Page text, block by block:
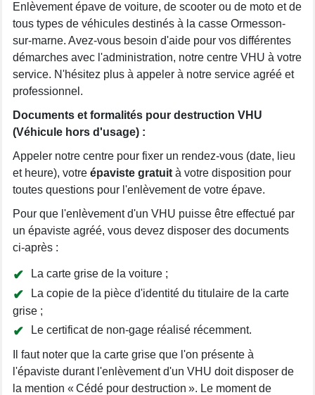
Enlèvement épave de voiture, de scooter ou de moto et de
tous types de véhicules destinés à la casse Ormesson-
sur-marne. Avez-vous besoin d'aide pour vos différentes
démarches avec l'administration, notre centre VHU à votre
service. N'hésitez plus à appeler à notre service agréé et
professionnel.
Documents et formalités pour destruction VHU
(Véhicule hors d'usage) :
Appeler notre centre pour fixer un rendez-vous (date, lieu
et heure), votre épaviste gratuit à votre disposition pour
toutes questions pour l'enlèvement de votre épave.
Pour que l'enlèvement d'un VHU puisse être effectué par
un épaviste agréé, vous devez disposer des documents
ci-après :
La carte grise de la voiture ;
La copie de la pièce d'identité du titulaire de la carte
grise ;
Le certificat de non-gage réalisé récemment.
Il faut noter que la carte grise que l'on présente à
l'épaviste durant l'enlèvement d'un VHU doit disposer de
la mention « Cédé pour destruction ». Le moment de